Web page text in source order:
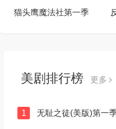
猫头鹰魔法社第一季
美剧排行榜 更多
1 无耻之徒(美版)第一